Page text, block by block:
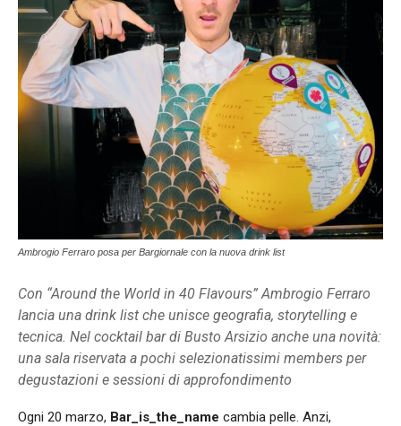
Ambrogio Ferraro posa per Bargiornale con la nuova drink list
Con “Around the World in 40 Flavours” Ambrogio Ferraro
lancia una drink list che unisce geografia, storytelling e
tecnica. Nel cocktail bar di Busto Arsizio anche una novità:
una sala riservata a pochi selezionatissimi members per
degustazioni e sessioni di approfondimento
Ogni 20 marzo, Bar_is_the_name cambia pelle. Anzi,